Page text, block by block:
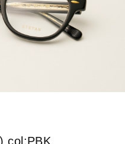
col:PBK